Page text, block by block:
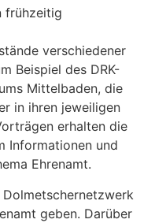
frühzeitig
verschiedener
Beispiel des DRK-
Mittelbaden, die
in ihren jeweiligen
erhalten die
Informationen und
Ehrenamt.
geben. Darüber